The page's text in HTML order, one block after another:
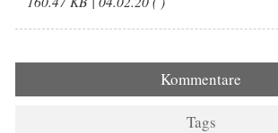
Kommentare
Tags